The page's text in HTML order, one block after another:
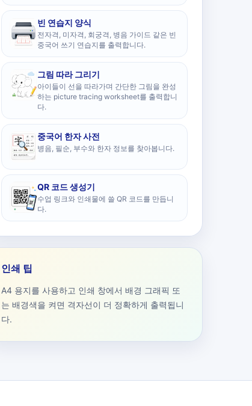
빈 연습지 양식
전자격, 미자격, 회궁격, 병음 가이드 같은 빈
중국어 쓰기 연습지를 출력합니다.
그림 따라 그리기
아이들이 선을 따라가며 간단한 그림을 완성
하는 picture tracing worksheet를 출력합니
다.
중국어 한자 사전
병음, 필순, 부수와 한자 정보를 찾아봅니다.
QR 코드 생성기
수업 링크와 인쇄물에 쓸 QR 코드를 만듭니
다.
인쇄 팁
A4 용지를 사용하고 인쇄 창에서 배경 그래픽 또
는 배경색을 켜면 격자선이 더 정확하게 출력됩니
다.